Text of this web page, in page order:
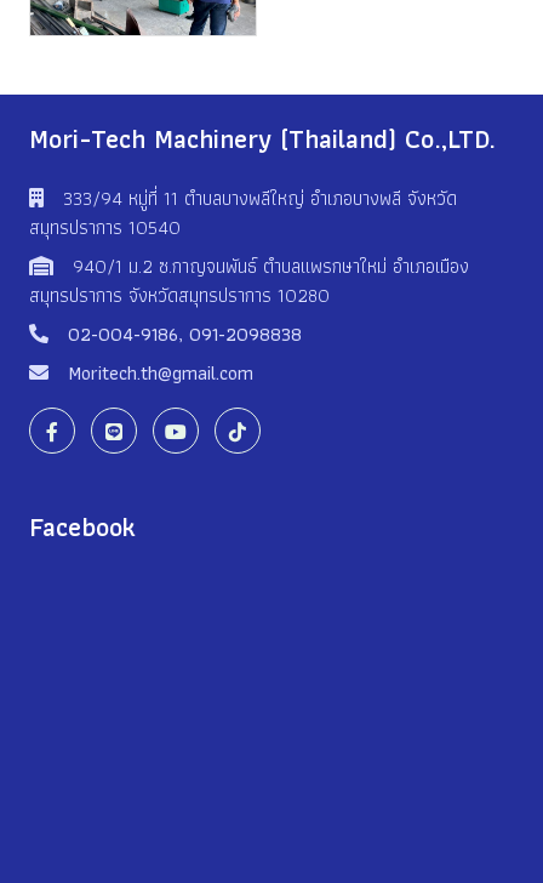
Mori-Tech Machinery (Thailand) Co.,LTD.
333/94 หมู่ที่ 11 ตําบลบางพลีใหญ่ อําเภอบางพลี จังหวัด
สมุทรปราการ 10540
940/1 ม.2 ซ.กาญจนพันธ์ ตำบลแพรกษาใหม่ อำเภอเมือง
สมุทรปราการ จังหวัดสมุทรปราการ 10280
02-004-9186, 091-2098838
Moritech.th@gmail.com
Facebook